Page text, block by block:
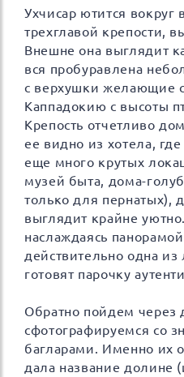
Ухчисар ютится вокруг
трехглавой крепости,
Внешне она выглядит
вся пробуравлена
с верхушки желающие
Каппадокию с высоты
Крепость отчетливо
ее видно из хотела,
еще много крутых
музей быта, дома-
только для пернатых),
выглядит крайне
наслаждаясь
действительно одна
готовят парочку
Обратно пойдем через
сфотографируемся со
багларами. Именно их
дала название долине